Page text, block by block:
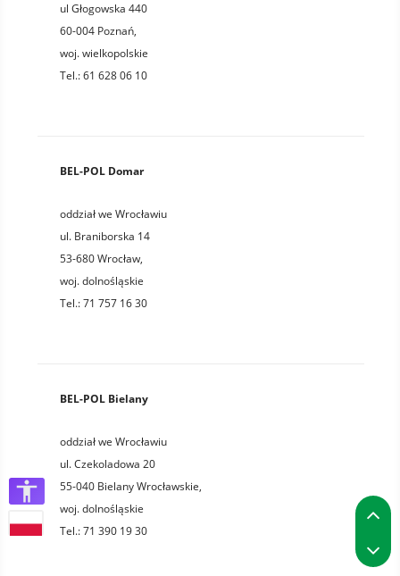
ul Głogowska 440
60-004 Poznań,
woj.wielkopolskie
Tel.:61 628 06 10
BEL-POL Domar
oddział we Wrocławiu
ul. Braniborska 14
53-680Wrocław,
woj.dolnośląskie
Tel.:71 757 16 30
BEL-POL Bielany
oddział we Wrocławiu
ul. Czekoladowa 20
55-040 Bielany Wrocławskie,
woj.dolnośląskie
Tel.:71 390 19 30